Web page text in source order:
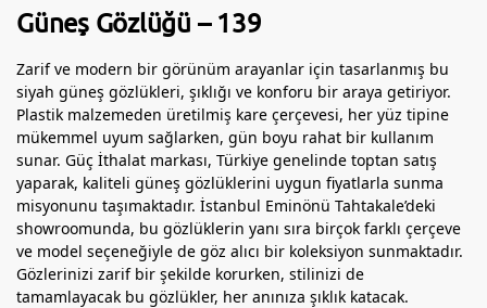
Güneş Gözlüğü – 139
Zarif ve modern bir görünüm arayanlar için tasarlanmış bu
siyah güneş gözlükleri, şıklığı ve konforu bir araya getiriyor.
Plastik malzemeden üretilmiş kare çerçevesi, her yüz tipine
mükemmel uyum sağlarken, gün boyu rahat bir kullanım
sunar. Güç İthalat markası, Türkiye genelinde toptan satış
yaparak, kaliteli güneş gözlüklerini uygun fiyatlarla sunma
misyonunu taşımaktadır. İstanbul Eminönü Tahtakale’deki
showroomunda, bu gözlüklerin yanı sıra birçok farklı çerçeve
ve model seçeneğiyle de göz alıcı bir koleksiyon sunmaktadır.
Gözlerinizi zarif bir şekilde korurken, stilinizi de
tamamlayacak bu gözlükler, her anınıza şıklık katacak.